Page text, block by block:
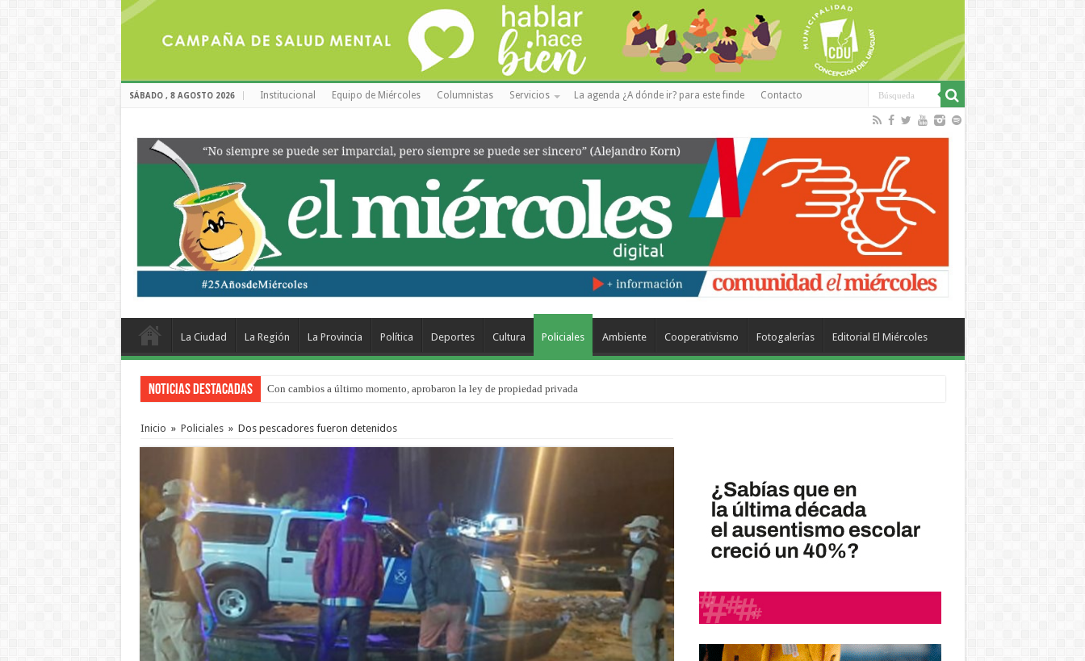
SÁBADO , 8 AGOSTO 2026 Institucional Equipo de Miércoles Columnistas Servicios La agenda ¿A dónde ir? para este finde Contacto
La Ciudad La Región La Provincia Política Deportes Cultura Policiales Ambiente Cooperativismo Fotogalerías Editorial El Miércoles
Noticias Destacadas Con cambios a último momento, aprobaron la ley de propiedad privada
Inicio » Policiales » Dos pescadores fueron detenidos